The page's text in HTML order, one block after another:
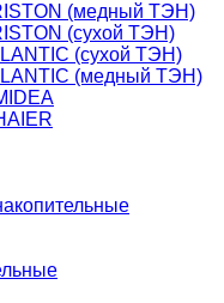
(медный ТЭН)
(сухой ТЭН)
(сухой ТЭН)
(медный ТЭН)